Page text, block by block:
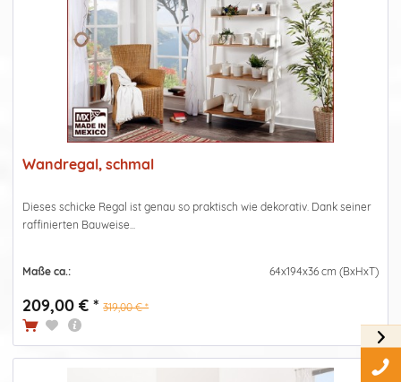
Wandregal, schmal
Dieses schicke Regal ist genau so praktisch wie dekorativ. Dank seiner
raffinierten Bauweise...
Maße ca.: 64x194x36 cm (BxHxT)
209,00 € * 319,00 € *